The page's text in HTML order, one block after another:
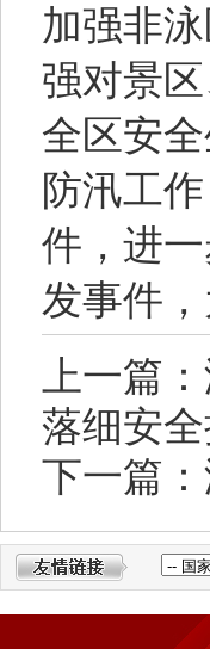
加强非
强对景
全区安
防汛工
件，进
发事件
上一篇
落细安
下一篇